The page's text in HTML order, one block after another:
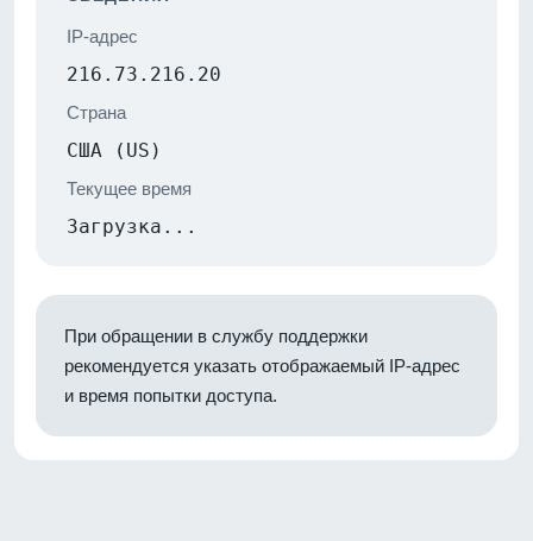
IP-адрес
216.73.216.20
Страна
США (US)
Текущее время
Загрузка...
При обращении в службу поддержки
рекомендуется указать отображаемый IP-адрес
и время попытки доступа.